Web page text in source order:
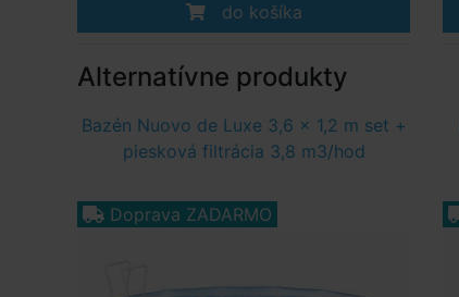
do košíka
Alternatívne produkty
Bazén Nuovo de Luxe 3,6 x 1,2 m set +
piesková filtrácia 3,8 m3/hod
Doprava ZADARMO